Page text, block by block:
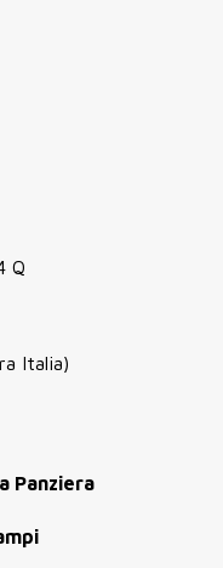
Q
Italia)
Panziera